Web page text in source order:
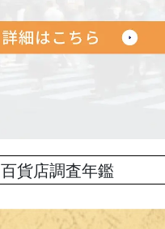
百貨店調査年鑑